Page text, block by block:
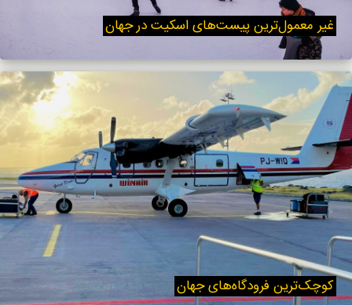
غیر معمول‌ترین پیست‌های اسکیت در جهان
کوچک‌ترین فرودگاه‌های جهان